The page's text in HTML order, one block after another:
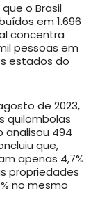
o Brasil
em 1.696
concentra
pessoas em
estados do
de 2023,
quilombolas
analisou 494
que,
apenas 4,7%
propriedades
no mesmo